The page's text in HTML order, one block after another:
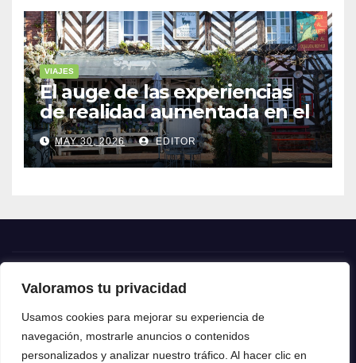
Valoramos tu privacidad
Usamos cookies para mejorar su experiencia de
navegación, mostrarle anuncios o contenidos
personalizados y analizar nuestro tráfico. Al hacer clic en
VIAJES
El auge de las experiencias
de realidad aumentada en el
turismo
MAY 30, 2026 EDITOR
Crónica24
Crónica 24